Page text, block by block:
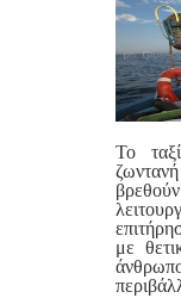
Το
με